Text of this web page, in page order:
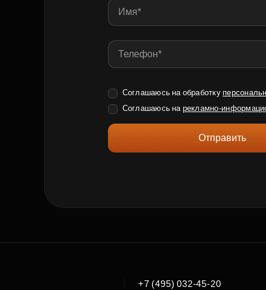
Соглашаюсь на обработку
Соглашаюсь на рекламно-
Отправить
+7 (495) 032-45-20